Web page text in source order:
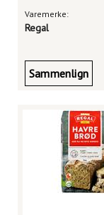
Varemerke:
Regal
Sammenlign